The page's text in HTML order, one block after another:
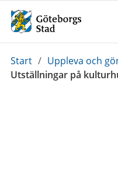
Du
är
Start / Uppleva och
Utställningar på